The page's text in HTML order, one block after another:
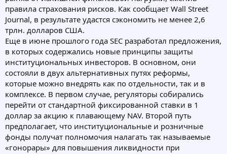
правила страхования рисков. Как сообщает Wall Street
Journal, в результате удастся сэкономить не менее 2,6
трлн. долларов США.
Еще в июне прошлого года SEC разработал предложения,
в которых содержались новые принципы защиты
институциональных инвесторов. В основном, они
состояли в двух альтернативных путях реформы,
которые можно внедрять как по отдельности, так и в
комплексе. В первом случае, регуляторы собирались
перейти от стандартной фиксированной ставки в 1
доллар за акцию к плавающему NAV. Второй путь
предполагает, что институциональные и розничные
фонды получат полномочия налагать так называемые
«гонорары» для повышения ликвидности при